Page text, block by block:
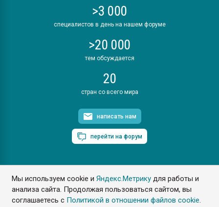
Мы используем cookie иЯндекс.Метрику для работы и
анализа сайта. Продолжая пользоваться сайтом, вы
соглашаетесь с Политикой в отношении файлов cookie.
>3 000
специалистов в день на нашем форуме
>20 000
тем обсуждается
20
стран со всего мира
написать нам
перейти на форум
ПластЭксперт © 2006. Все права защищены
Разрешается копирование материалов сайта с обязательной
ссылкой на www.e-plastic.ru